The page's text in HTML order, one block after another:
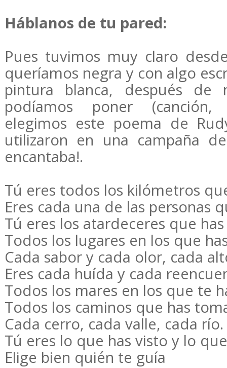
Háblanos de tu pared:
Pues tuvimos muy claro
queríamos negra y con algo
pintura blanca, después de
podíamos poner (canción,
elegimos este poema de
utilizaron en una campaña
encantaba!.
Tú eres todos los kilómetros
Eres cada una de las personas
Tú eres los atardeceres que
Todos los lugares en los que
Cada sabor y cada olor, cada
Eres cada huída y cada
Todos los mares en los que te
Todos los caminos que has
Cada cerro, cada valle, cada río.
Tú eres lo que has visto y lo
Elige bien quién te guía